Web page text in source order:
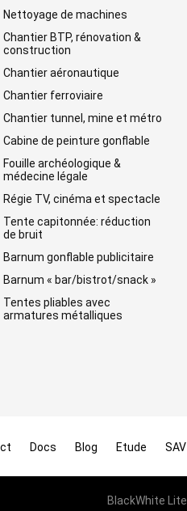
Nettoyage de machines
Chantier BTP, rénovation &
construction
Chantier aéronautique
Chantier ferroviaire
Chantier tunnel, mine et métro
Cabine de peinture gonflable
Fouille archéologique &
médecine légale
Régie TV, cinéma et spectacle
Tente capitonnée: réduction
de bruit
Barnum gonflable publicitaire
Barnum « bar/bistrot/snack »
Tentes pliables avec
armatures métalliques
Docs Blog Etude SAV
BlackWhite Lite